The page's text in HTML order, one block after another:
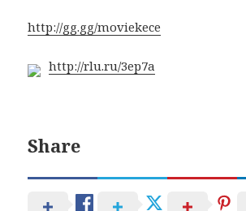
http://gg.gg/moviekece
http://rlu.ru/3ep7a
Share